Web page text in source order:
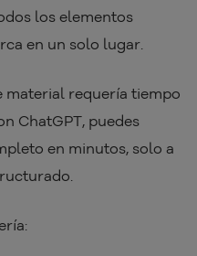
los elementos
en un solo lugar.
material requería tiempo
ChatGPT, puedes
en minutos, solo a